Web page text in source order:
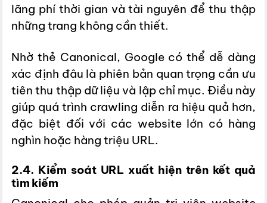
lãng phí thời gian và tài nguyên để thu thập
những trang không cần thiết.
Nhờ thẻ Canonical, Google có thể dễ dàng
xác định đâu là phiên bản quan trọng cần ưu
tiên thu thập dữ liệu và lập chỉ mục. Điều này
giúp quá trình crawling diễn ra hiệu quả hơn,
đặc biệt đối với các website lớn có hàng
nghìn hoặc hàng triệu URL.
2.4. Kiểm soát URL xuất hiện trên kết quả
tìm kiếm